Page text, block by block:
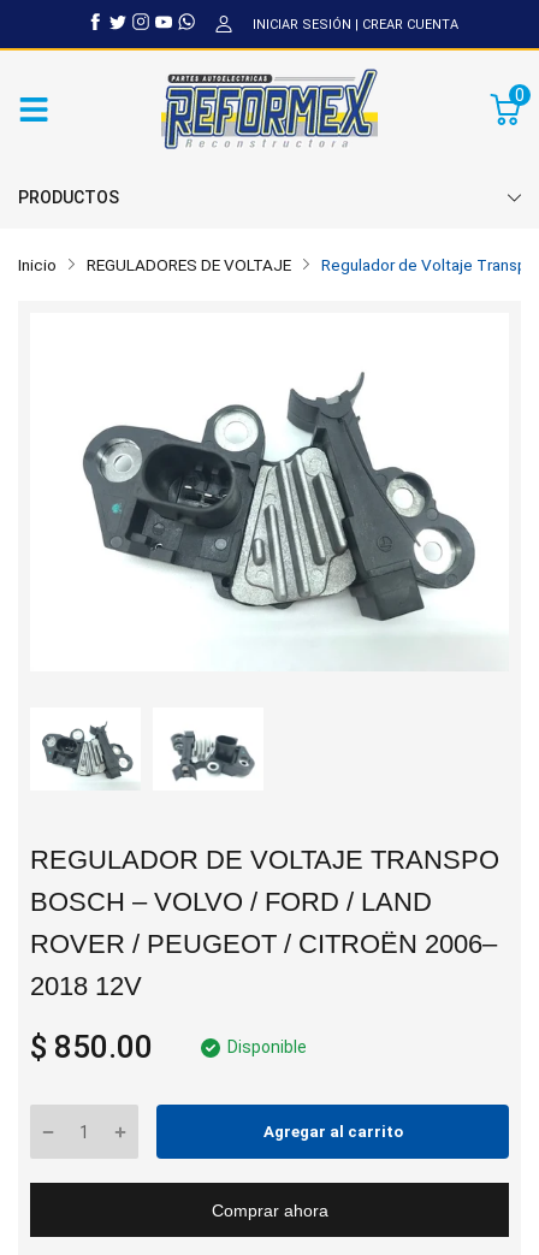
INICIAR SESIÓN | CREAR CUENTA
0
PRODUCTOS
Inicio REGULADORES DE VOLTAJE Regulador de Voltaje
REGULADOR DE VOLTAJE TRANSPO
BOSCH – VOLVO / FORD / LAND
ROVER / PEUGEOT / CITROËN 2006–
2018 12V
$ 850.00 Disponible
Agregar al carrito
Comprar ahora